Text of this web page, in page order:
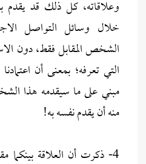
وعلاقاته، كل ذلك قد
خلال وسائل التواصل
الشخص المقابل فقط، دون
التي تعرفه؛ بمعنى أن
مبني على ما سيقدمه هذا
منه أن يقدم نفسه به!
4- ذكرت أن العلاقة